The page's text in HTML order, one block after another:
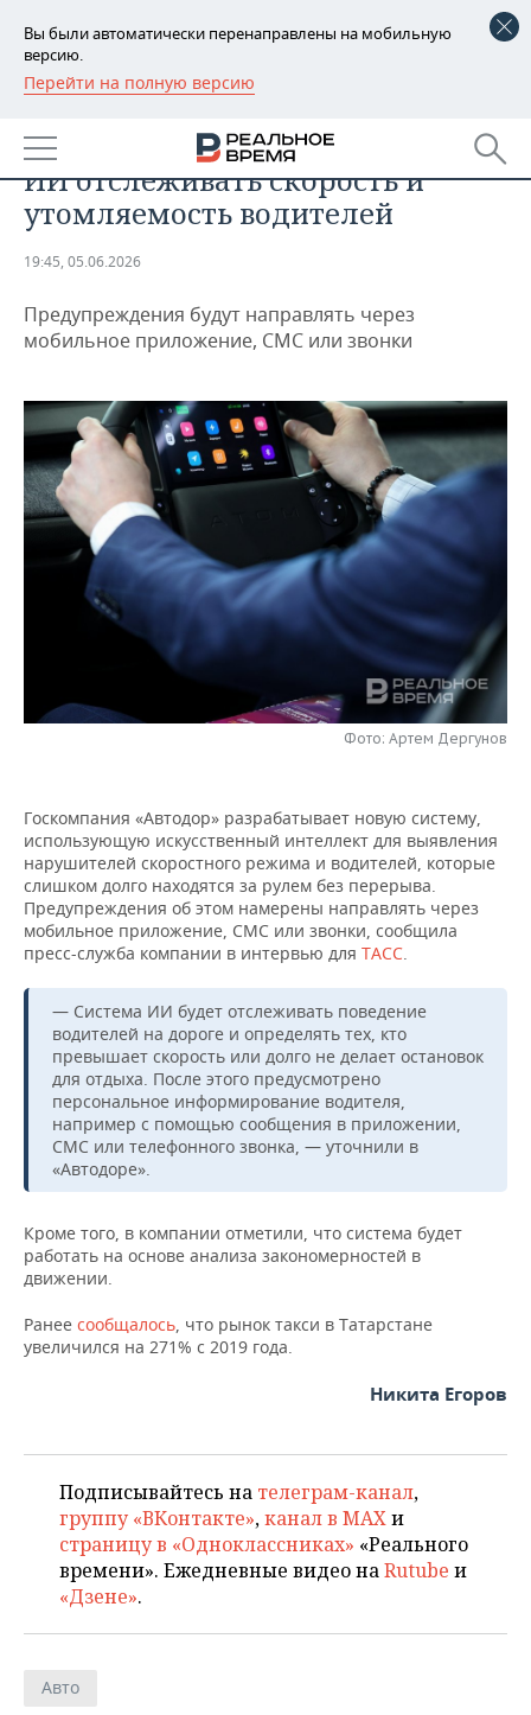
Вы были автоматически перенаправлены на мобильную
версию.
Перейти на полную версию
РЕГИОНЫ
БАШКОРТОСТАН
ТАТАРСТАН
НОВОСТИ
АНАЛИТИКА
ДЕКЛАРАЦИИ О ДОХОДАХ
КОРОЛИ ГОСЗАКАЗА ПФО
ВУЗЫ ТАТАРСТАНА
КОМУ ПРИНАДЛЕЖАТ
ТОРГОВЫЕ ЦЕНТРЫ
ТАТАРСТАНА
НОВОСТИ ЭКОНОМИКИ
БАНКИ
БЮДЖЕТ
ИНВЕСТИЦИИ
ПРОМЫШЛЕННОСТЬ
АГРОПРОМ
МАШИНОСТРОЕНИЕ
НЕФТЕХИМИЯ
НЕФТЬ
ЭНЕРГЕТИКА
НЕДВИЖИМОСТЬ
НОВОСТИ НЕДВИЖИМОСТИ
АВТО
НОВОСТИ АВТО
БИЗНЕС
НОВОСТИ БИЗНЕСА
РОЗНИЧНАЯ ТОРГОВЛЯ
ТРАНСПОРТ
ТЕХНОЛОГИИ
НОВОСТИ ТЕХНОЛОГИЙ
МЕРОПРИЯТИЯ
НОВОСТИ МЕРОПРИЯТИЙ
ВЫЕЗДНАЯ РЕДАКЦИЯ
ОТКРЫТАЯ ЛЕКЦИЯ
НОВОСТИ СПОРТА
БАСКЕТБОЛ
ВОЛЕЙБОЛ
КИБЕРСПОРТ
ФИГУРНОЕ КАТАНИЕ
ВОДНЫЕ ВИДЫ СПОРТА
ХОККЕЙ С МЯЧОМ
ИНФРАСТРУКТУРА
ИСТОРИЯ
КУЛЬТУРА
МЕДИЦИНА
ОБРАЗОВАНИЕ
ПРОИСШЕСТВИЯ
СПРАВОЧНИК
СПИСОК ПЕРСОН
СПИСОК КОМПАНИЙ
ПОЛНАЯ ВЕРСИЯ
«Автодор» намерен с помощью
ИИ отслеживать скорость и
утомляемость водителей
19:45, 05.06.2026
Предупреждения будут направлять через
мобильное приложение, СМС или звонки
Фото: Артем Дергунов
Госкомпания «Автодор» разрабатывает новую систему,
использующую искусственный интеллект для выявления
нарушителей скоростного режима и водителей, которые
слишком долго находятся за рулем без перерыва.
Предупреждения об этом намерены направлять через
мобильное приложение, СМС или звонки, сообщила
пресс-служба компании в интервью для ТАСС.
— Система ИИ будет отслеживать поведение
водителей на дороге и определять тех, кто
превышает скорость или долго не делает остановок
для отдыха. После этого предусмотрено
персональное информирование водителя,
например с помощью сообщения в приложении,
СМС или телефонного звонка, — уточнили в
«Автодоре».
Кроме того, в компании отметили, что система будет
работать на основе анализа закономерностей в
движении.
Ранее сообщалось, что рынок такси в Татарстане
увеличился на 271% с 2019 года.
Никита Егоров
Подписывайтесь на телеграм-канал,
группу «ВКонтакте»,канал в MAXи
страницу в «Одноклассниках» «Реального
времени». Ежедневные видео наRutube и
«Дзене».
Авто